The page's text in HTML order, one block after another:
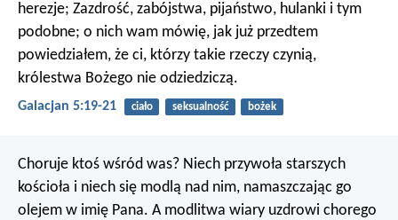
herezje; Zazdrość, zabójstwa, pijaństwo, hulanki i tym
podobne; o nich wam mówię, jak już przedtem
powiedziałem, że ci, którzy takie rzeczy czynią,
królestwa Bożego nie odziedziczą.
Galacjan 5:19-21 ciało seksualność bożek
Choruje ktoś wśród was? Niech przywoła starszych
kościoła i niech się modlą nad nim, namaszczając go
olejem w imię Pana. A modlitwa wiary uzdrowi chorego